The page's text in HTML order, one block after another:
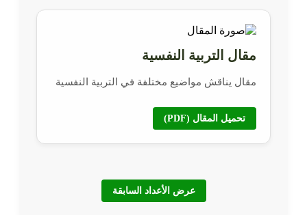
مقال التربية النفسية
مقال يناقش مواضيع مختلفة في التربية النفسية
تحميل المقال (PDF)
عرض الأعداد السابقة